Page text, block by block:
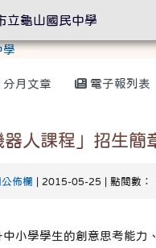
分月文章 電子報列表
人課程」招生簡
佈欄 | 2015-05-25 | 點閱數：
小學學生的創意思考能力
立龜山國民中學